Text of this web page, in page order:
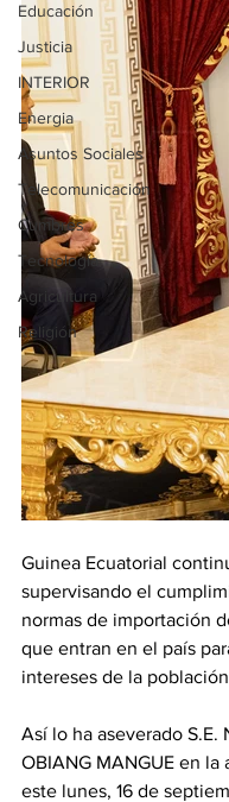
Educación
Justicia
INTERIOR
Energia
Asuntos Sociales
Telecomunicación
Cumbres
Tecnología
Agricultura
Religión
Guinea Ecuatorial
supervisando el
normas de importación
que entran en el país
intereses de la
Así lo ha aseverado S.E.
OBIANG MANGUE en la
este lunes, 16 de